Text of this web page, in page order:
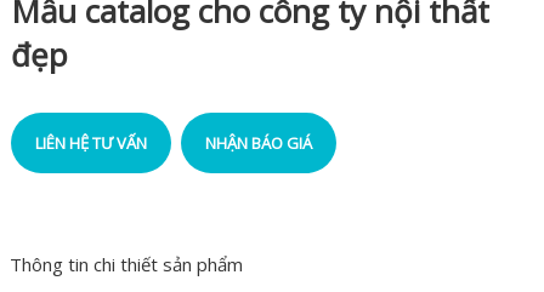
Mẫu catalog cho công ty nội thất
đẹp
LIÊN HỆ TƯ VẤN NHẬN BÁO GIÁ
Thông tin chi thiết sản phẩm